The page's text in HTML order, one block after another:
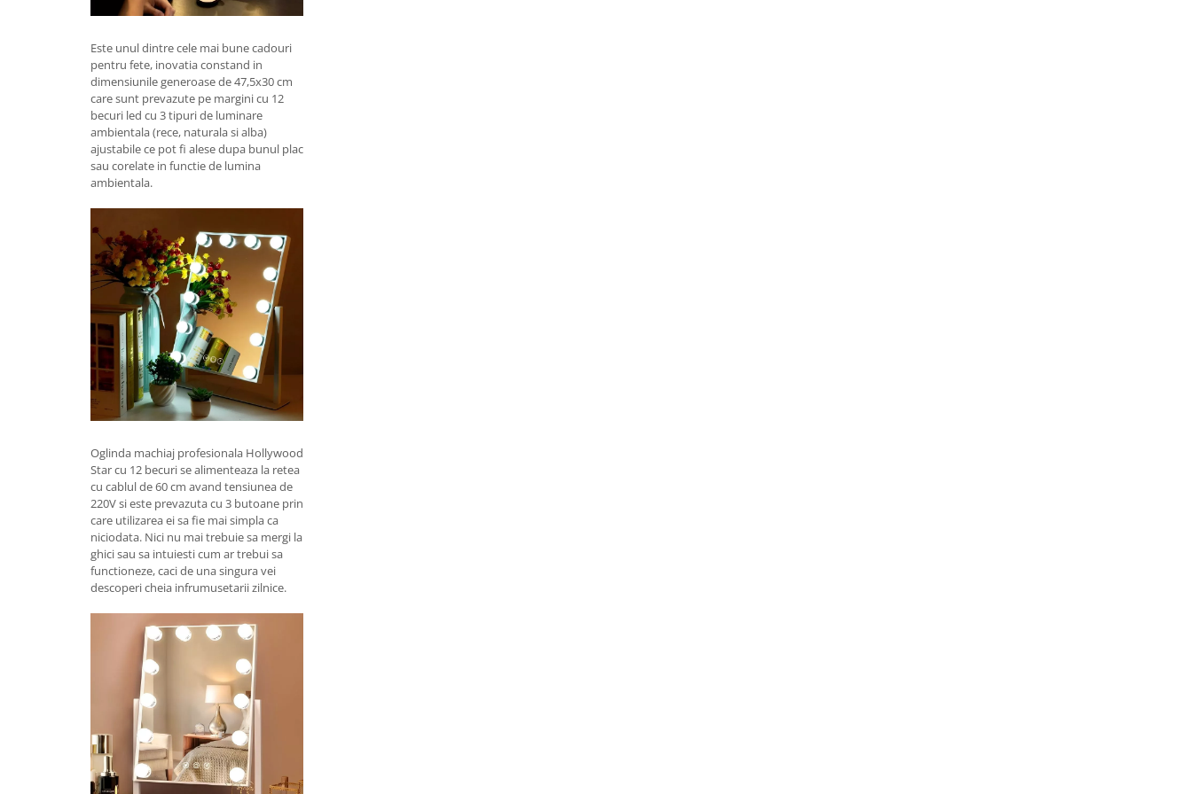
Este unul dintre cele mai bune cadouri
pentru fete, inovatia constand in
dimensiunile generoase de 47,5x30 cm
care sunt prevazute pe margini cu 12
becuri led cu 3 tipuri de luminare
ambientala (rece, naturala si alba)
ajustabile ce pot fi alese dupa bunul plac
sau corelate in functie de lumina
ambientala.
Oglinda machiaj profesionala Hollywood
Star cu 12 becuri se alimenteaza la retea
cu cablul de 60 cm avand tensiunea de
220V si este prevazuta cu 3 butoane prin
care utilizarea ei sa fie mai simpla ca
niciodata. Nici nu mai trebuie sa mergi la
ghici sau sa intuiesti cum ar trebui sa
functioneze, caci de una singura vei
descoperi cheia infrumusetarii zilnice.